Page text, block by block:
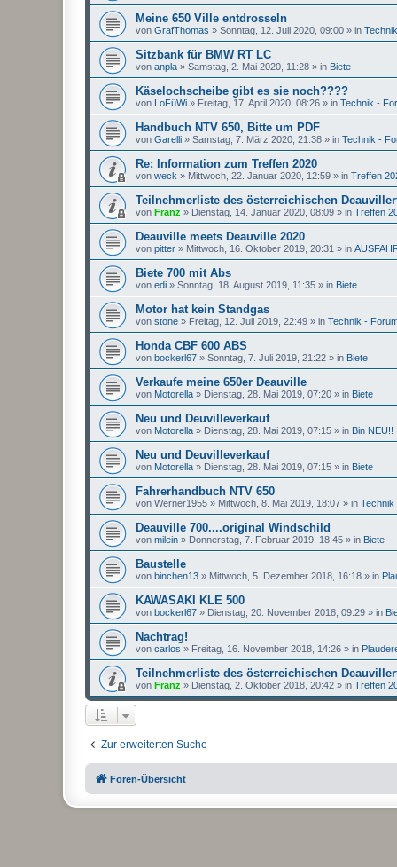
Meine 650 Ville entdrosseln
von GrafThomas » Sonntag, 12. Juli 2020, 09:00 » in
Sitzbank für BMW RT LC
von anpla » Samstag, 2. Mai 2020, 11:28 » in Biete
Käselochscheibe gibt es sie noch????
von LoFüWi » Freitag, 17. April 2020, 08:26 » in Technik -
Handbuch NTV 650, Bitte um PDF
von Garelli » Samstag, 7. März 2020, 21:38 » in Technik -
Re: Information zum Treffen 2020
von weck » Mittwoch, 22. Januar 2020, 12:59 » in Treffen
Teilnehmerliste des österreichischen
von Franz » Dienstag, 14. Januar 2020, 08:09 » in Treffen
Deauville meets Deauville 2020
von pitter » Mittwoch, 16. Oktober 2019, 20:31 » in
Biete 700 mit Abs
von edi » Sonntag, 18. August 2019, 11:35 » in Biete
Motor hat kein Standgas
von stone » Freitag, 12. Juli 2019, 22:49 » in Technik -
Honda CBF 600 ABS
von bockerl67 » Sonntag, 7. Juli 2019, 21:22 » in Biete
Verkaufe meine 650er Deauville
von Motorella » Dienstag, 28. Mai 2019, 07:20 » in Biete
Neu und Deuvilleverkauf
von Motorella » Dienstag, 28. Mai 2019, 07:15 » in Bin NEU!!
Neu und Deuvilleverkauf
von Motorella » Dienstag, 28. Mai 2019, 07:15 » in Biete
Fahrerhandbuch NTV 650
von Werner1955 » Mittwoch, 8. Mai 2019, 18:07 » in Technik
Deauville 700....original Windschild
von milein » Donnerstag, 7. Februar 2019, 18:45 » in Biete
Baustelle
von binchen13 » Mittwoch, 5. Dezember 2018, 16:18 » in
KAWASAKI KLE 500
von bockerl67 » Dienstag, 20. November 2018, 09:29 » in
Nachtrag!
von carlos » Freitag, 16. November 2018, 14:26 » in
Teilnehmerliste des österreichischen
von Franz » Dienstag, 2. Oktober 2018, 20:42 » in Treffen
Zur erweiterten Suche
Foren-Übersicht